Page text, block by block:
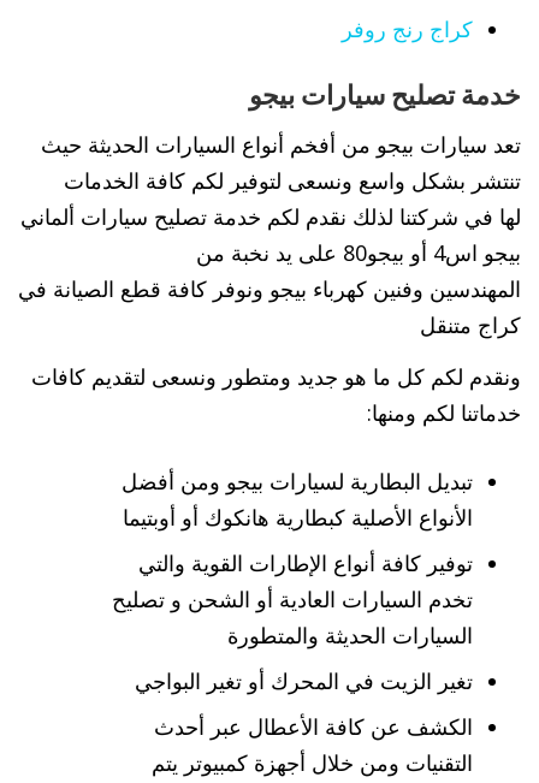
كراج رنج روفر
خدمة تصليح سيارات بيجو
تعد سيارات بيجو من أفخم أنواع السيارات الحديثة حيث
تنتشر بشكل واسع ونسعى لتوفير لكم كافة الخدمات
لها في شركتنا لذلك نقدم لكم خدمة تصليح سيارات ألماني
بيجو اس4 أو بيجو80 على يد نخبة من
المهندسين وفنين كهرباء بيجو ونوفر كافة قطع الصيانة في
كراج متنقل
ونقدم لكم كل ما هو جديد ومتطور ونسعى لتقديم كافات
خدماتنا لكم ومنها:
تبديل البطارية لسيارات بيجو ومن أفضل
الأنواع الأصلية كبطارية هانكوك أو أوبتيما
توفير كافة أنواع الإطارات القوية والتي
تخدم السيارات العادية أو الشحن و تصليح
السيارات الحديثة والمتطورة
تغير الزيت في المحرك أو تغير البواجي
الكشف عن كافة الأعطال عبر أحدث
التقنيات ومن خلال أجهزة كمبيوتر يتم